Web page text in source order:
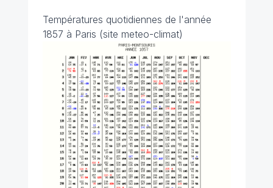
Températures quotidiennes de l'année
1857 à Paris (site meteo-climat)